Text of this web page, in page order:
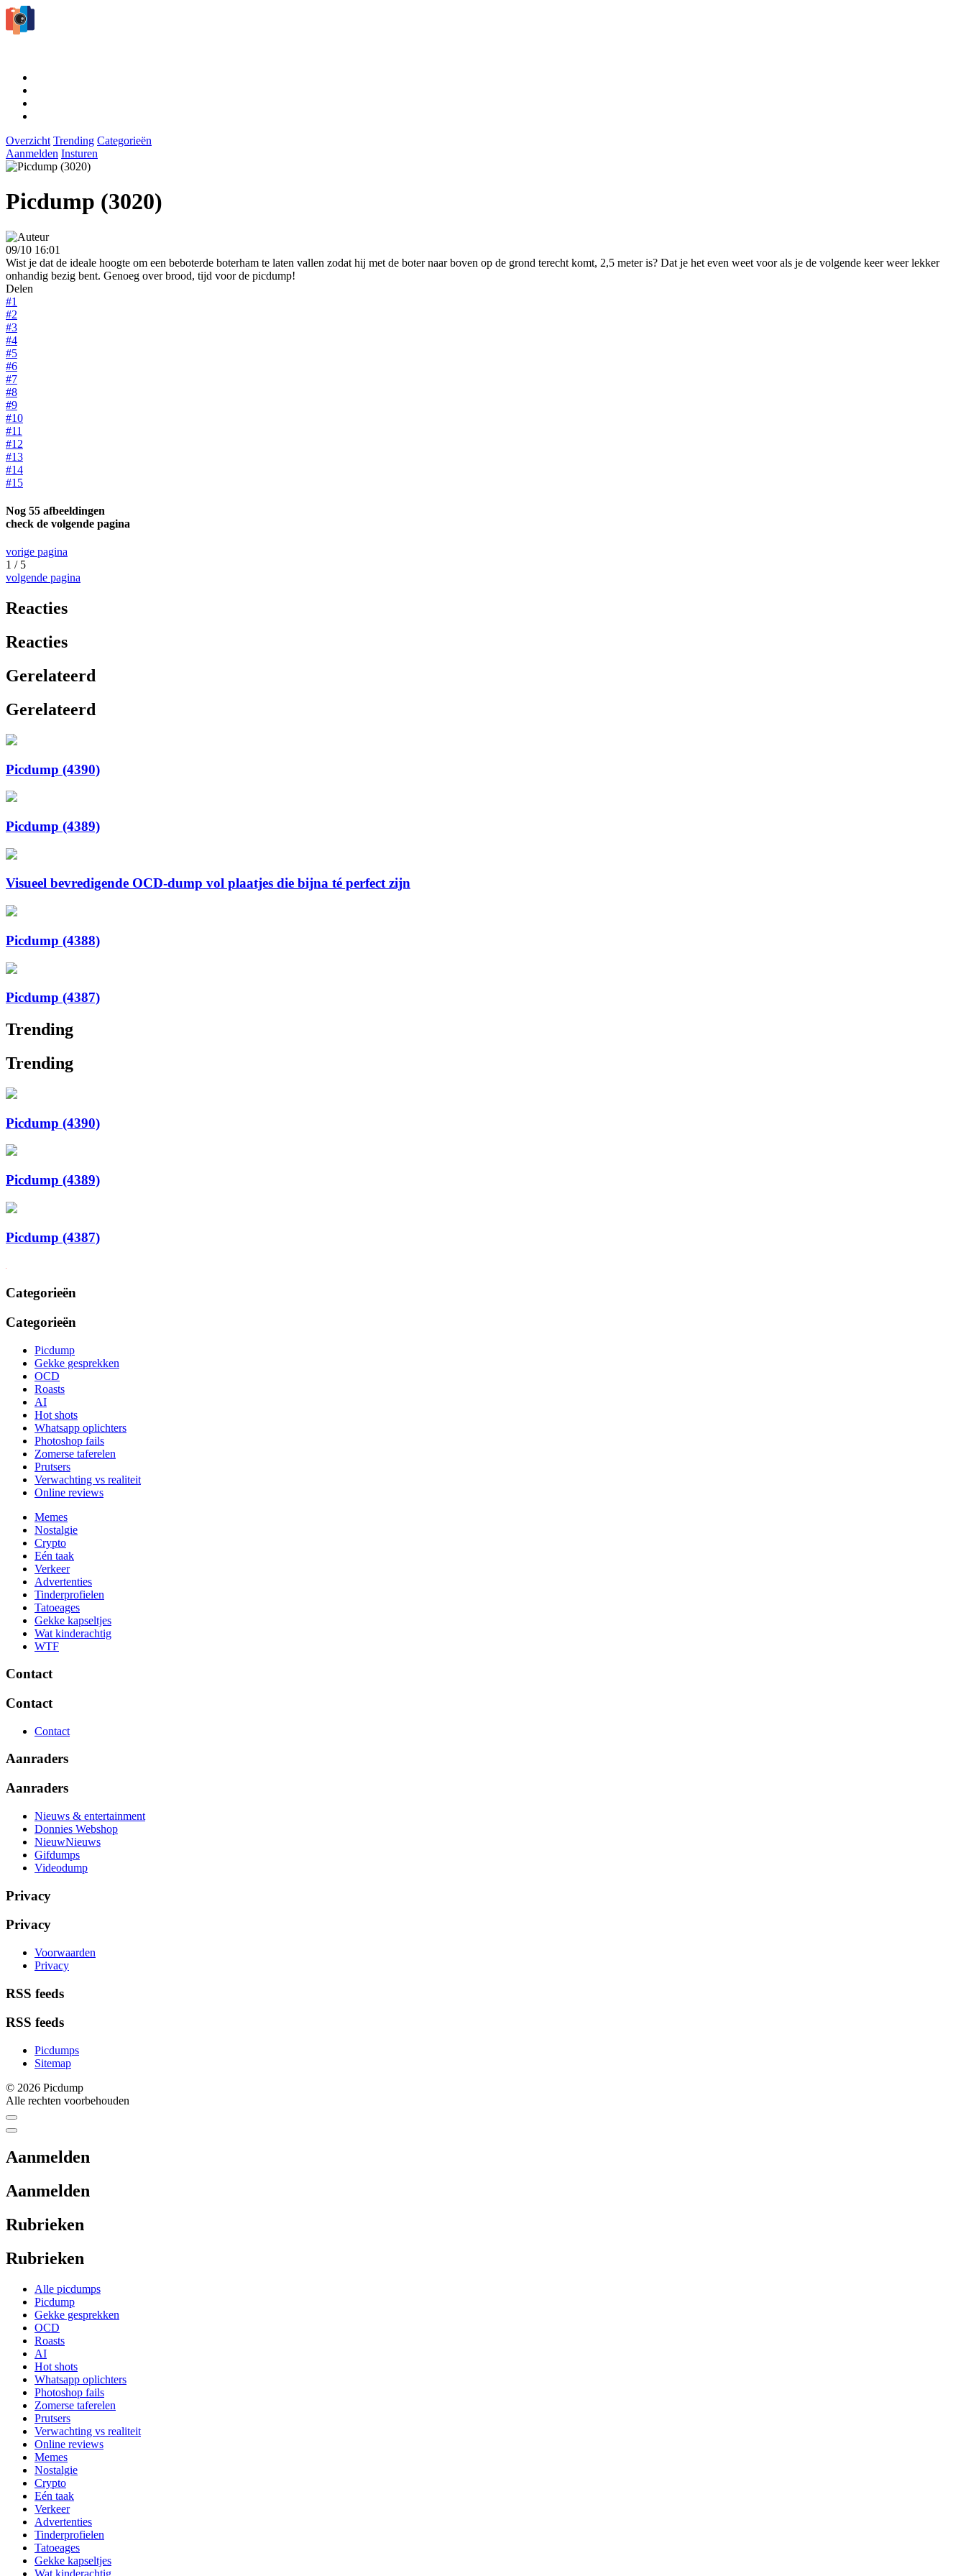
Overzicht Trending Categorieën
Aanmelden Insturen
Picdump (3020)
09/10 16:01
Wist je dat de ideale hoogte om een beboterde boterham te laten vallen zodat hij met de boter naar boven op de grond terecht komt, 2,5 meter is? Dat je het even weet voor als je de volgende keer weer lekker
onhandig bezig bent. Genoeg over brood, tijd voor de picdump!
Delen
#1
#2
#3
#4
#5
#6
#7
#8
#9
#10
#11
#12
#13
#14
#15
Nog 55 afbeeldingen
check de volgende pagina
vorige pagina
1 / 5
volgende pagina
Reacties
Reacties
Gerelateerd
Gerelateerd
Picdump (4390)
Picdump (4389)
Visueel bevredigende OCD-dump vol plaatjes die bijna té perfect zijn
Picdump (4388)
Picdump (4387)
Trending
Trending
Picdump (4390)
Picdump (4389)
Picdump (4387)
Categorieën
Categorieën
Picdump
Gekke gesprekken
OCD
Roasts
AI
Hot shots
Whatsapp oplichters
Photoshop fails
Zomerse taferelen
Prutsers
Verwachting vs realiteit
Online reviews
Memes
Nostalgie
Crypto
Eén taak
Verkeer
Advertenties
Tinderprofielen
Tatoeages
Gekke kapseltjes
Wat kinderachtig
WTF
Contact
Contact
Contact
Aanraders
Aanraders
Nieuws & entertainment
Donnies Webshop
NieuwNieuws
Gifdumps
Videodump
Privacy
Privacy
Voorwaarden
Privacy
RSS feeds
RSS feeds
Picdumps
Sitemap
© 2026 Picdump
Alle rechten voorbehouden
Aanmelden
Aanmelden
Rubrieken
Rubrieken
Alle picdumps
Picdump
Gekke gesprekken
OCD
Roasts
AI
Hot shots
Whatsapp oplichters
Photoshop fails
Zomerse taferelen
Prutsers
Verwachting vs realiteit
Online reviews
Memes
Nostalgie
Crypto
Eén taak
Verkeer
Advertenties
Tinderprofielen
Tatoeages
Gekke kapseltjes
Wat kinderachtig